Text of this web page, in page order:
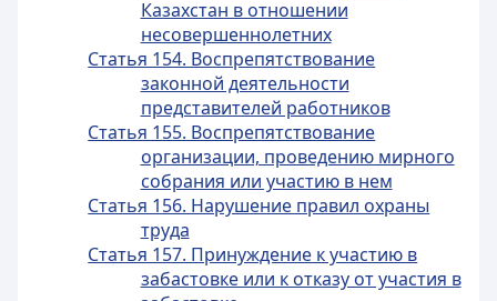
Казахстан в отношении
несовершеннолетних
Статья 154. Воспрепятствование
законной деятельности
представителей работников
Статья 155. Воспрепятствование
организации, проведению мирного
собрания или участию в нем
Статья 156. Нарушение правил охраны
труда
Статья 157. Принуждение к участию в
забастовке или к отказу от участия в